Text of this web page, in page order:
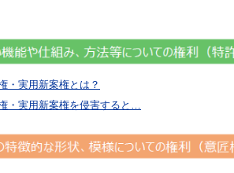
・実用新案権とは？
・実用新案権を侵害すると…